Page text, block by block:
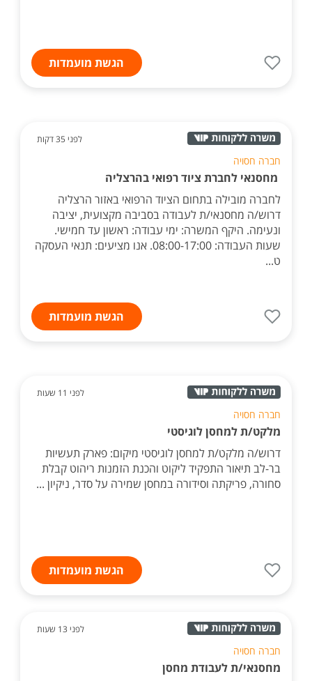
הגשת מועמדות
לפני 35 דקות
חברה חסויה
מחסנאי לחברת ציוד רפואי בהרצליה
לחברה מובילה בתחום הציוד הרפואי באזור הרצליה
דרוש/ה מחסנאי/ת לעבודה בסביבה מקצועית, יציבה
ונעימה. היקף המשרה: ימי עבודה: ראשון עד חמישי.
שעות העבודה: 08:00-17:00. אנו מציעים: תנאי העסקה
ט...
הגשת מועמדות
לפני 11 שעות
חברה חסויה
מלקט/ת למחסן לוגיסטי
דרוש/ה מלקט/ת למחסן לוגיסטי מיקום: פארק תעשיות
בר-לב תיאור התפקיד ליקוט והכנת הזמנות ריהוט קבלת
סחורה, פריקתה וסידורה במחסן שמירה על סדר, ניקיון ...
הגשת מועמדות
לפני 13 שעות
חברה חסויה
מחסנאי/ת לעבודת מחסן